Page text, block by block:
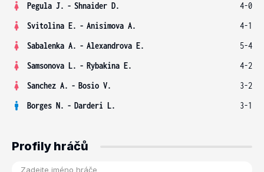
Pegula J. - Shnaider D.
4-0
Svitolina E. - Anisimova A.
4-1
Sabalenka A. - Alexandrova E.
5-4
Samsonova L. - Rybakina E.
4-2
Sanchez A. - Bosio V.
3-2
Borges N. - Darderi L. 3-1
Profily hráčů